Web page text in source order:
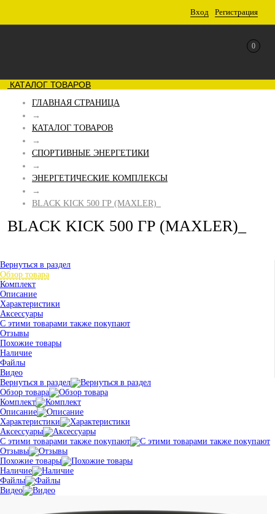
Вход Регистрация
0
КАТАЛОГ ТОВАРОВ
ГЛАВНАЯ СТРАНИЦА
→
КАТАЛОГ ТОВАРОВ
→
СПОРТИВНЫЕ ЭНЕРГЕТИКИ
→
ЭНЕРГЕТИЧЕСКИЕ КОМПЛЕКСЫ
→
BLACK KICK 500 ГР (MAXLER)_
BLACK KICK 500 ГР (MAXLER)_
Вернуться в раздел
Обзор товара
Комплект
Описание
Характеристики
Аксессуары
С этими товарами также покупают
Отзывы
Похожие товары
Наличие
Файлы
Видео
Вернуться в раздел
Обзор товара
Комплект
Описание
Характеристики
Аксессуары
С этими товарами также покупают
Отзывы
Похожие товары
Наличие
Файлы
Видео